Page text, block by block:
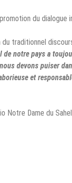
du dialogue
du traditionnel
notre pays a
devons puiser
et
Notre Dame du